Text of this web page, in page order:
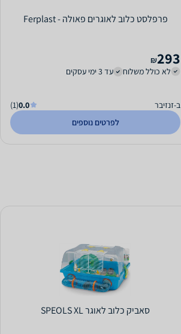
פרפלסט כלוב לאוגרים פאולה - Ferplast
293
₪
לא כולל משלוח
עד 3 ימי עסקים
ב-זנזיבר 0.0
(1)
לפרטים נוספים
סאביק כלוב לאוגר SPEOLS XL